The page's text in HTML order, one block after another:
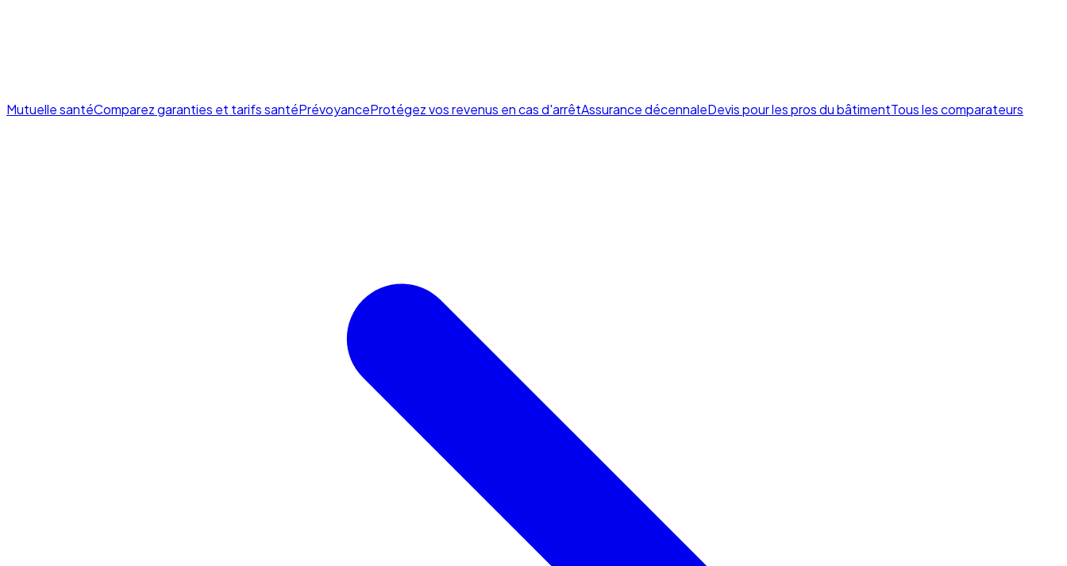
Mutuelle santéComparez garanties et tarifs santéPrévoyanceProtégez vos revenus en cas d'arrêtAssurance décennaleDevis pour les pros du bâtimentTous les comparateurs